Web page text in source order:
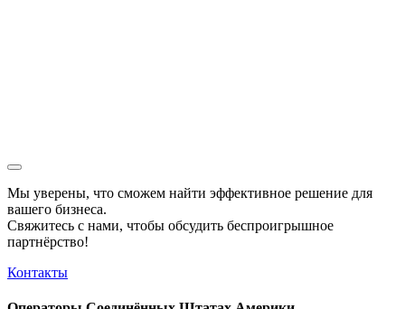
Мы уверены, что сможем найти эффективное решение для
вашего бизнеса.
Свяжитесь с нами, чтобы обсудить беспроигрышное
партнёрство!
Контакты